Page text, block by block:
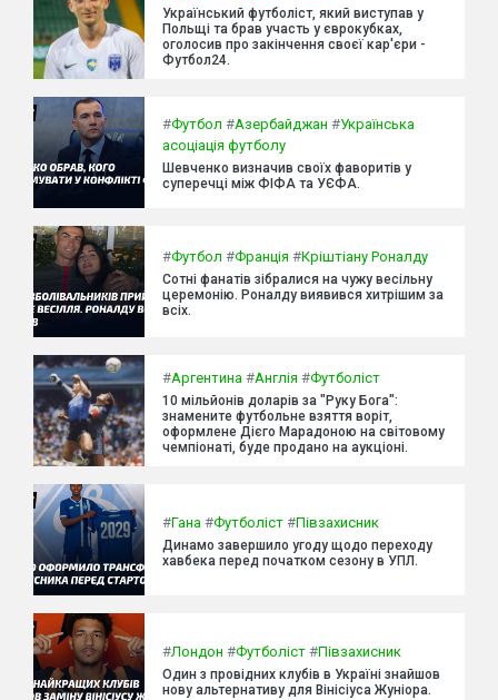
Український футболіст, який виступав у
Польщі та брав участь у єврокубках,
оголосив про закінчення своєї кар'єри -
Футбол24.
#Футбол #Азербайджан #Українська
асоціація футболу
Шевченко визначив своїх фаворитів у
суперечці між ФІФА та УЄФА.
#Футбол #Франція #Кріштіану Роналду
Сотні фанатів зібралися на чужу весільну
церемонію. Роналду виявився хитрішим за
всіх.
#Аргентина #Англія #Футболіст
10 мільйонів доларів за "Руку Бога":
знамените футбольне взяття воріт,
оформлене Дієго Марадоною на світовому
чемпіонаті, буде продано на аукціоні.
#Гана #Футболіст #Півзахисник
Динамо завершило угоду щодо переходу
хавбека перед початком сезону в УПЛ.
#Лондон #Футболіст #Півзахисник
Один з провідних клубів в Україні знайшов
нову альтернативу для Вінісіуса Жуніора.